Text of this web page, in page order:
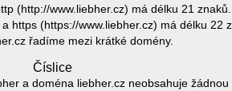
(http://www.liebher.cz) má délku 21 znaků.
https (https://www.liebher.cz) má délku 22
řadíme mezi krátké domény.
Číslice
a doména liebher.cz neobsahuje žádnou